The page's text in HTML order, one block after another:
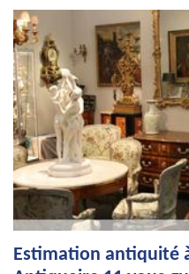
Estimation antiquité